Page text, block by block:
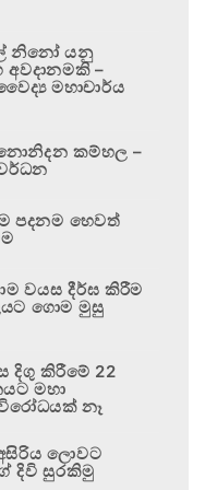
නිනෝ යනු
අවදානමකි –
මහාචාර්ය
කම්හල –
පදනම හෙවත්
වයස දීර්ඝ කිරීම
ගොම මුසු
දිගු කිරීමේ 22
මහා
නෑ
ලොවට
දිවි සුරකිමු